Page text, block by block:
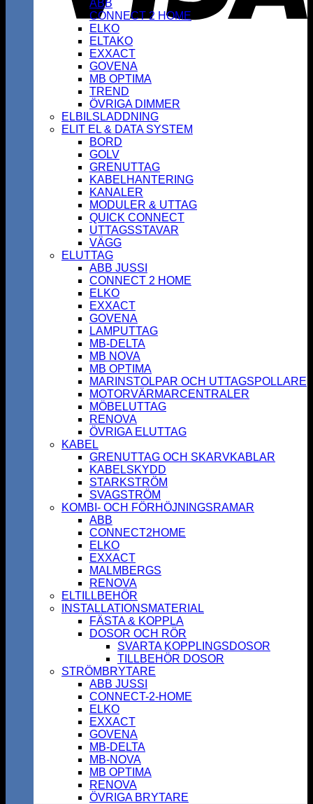
ABB
CONNECT 2 HOME
ELKO
ELTAKO
EXXACT
GOVENA
MB OPTIMA
TREND
ÖVRIGA DIMMER
ELBILSLADDNING
ELIT EL & DATA SYSTEM
BORD
GOLV
GRENUTTAG
KABELHANTERING
KANALER
MODULER & UTTAG
QUICK CONNECT
UTTAGSSTAVAR
VÄGG
ELUTTAG
ABB JUSSI
CONNECT 2 HOME
ELKO
EXXACT
GOVENA
LAMPUTTAG
MB-DELTA
MB NOVA
MB OPTIMA
MARINSTOLPAR OCH UTTAGSPOLLARE
MOTORVÄRMARCENTRALER
MÖBELUTTAG
RENOVA
ÖVRIGA ELUTTAG
KABEL
GRENUTTAG OCH SKARVKABLAR
KABELSKYDD
STARKSTRÖM
SVAGSTRÖM
KOMBI- OCH FÖRHÖJNINGSRAMAR
ABB
CONNECT2HOME
ELKO
EXXACT
MALMBERGS
RENOVA
ELTILLBEHÖR
INSTALLATIONSMATERIAL
FÄSTA & KOPPLA
DOSOR OCH RÖR
SVARTA KOPPLINGSDOSOR
TILLBEHÖR DOSOR
STRÖMBRYTARE
ABB JUSSI
CONNECT-2-HOME
ELKO
EXXACT
GOVENA
MB-DELTA
MB-NOVA
MB OPTIMA
RENOVA
ÖVRIGA BRYTARE